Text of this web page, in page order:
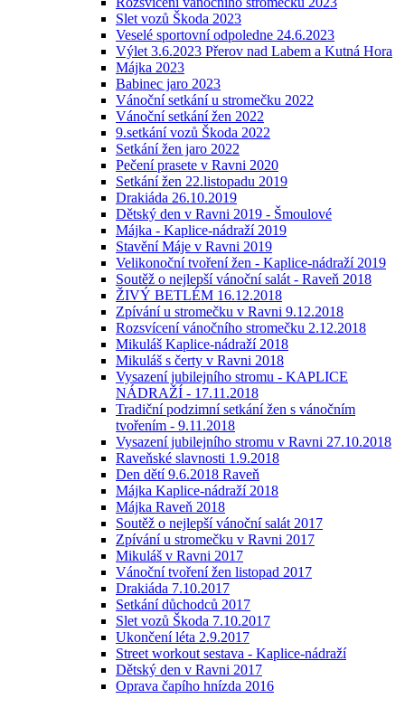
Slet vozů Škoda 2023
Veselé sportovní odpoledne 24.6.2023
Výlet 3.6.2023 Přerov nad Labem a Kutná Hora
Májka 2023
Babinec jaro 2023
Vánoční setkání u stromečku 2022
Vánoční setkání žen 2022
9.setkání vozů Škoda 2022
Setkání žen jaro 2022
Pečení prasete v Ravni 2020
Setkání žen 22.listopadu 2019
Drakiáda 26.10.2019
Dětský den v Ravni 2019 - Šmoulové
Májka - Kaplice-nádraží 2019
Stavění Máje v Ravni 2019
Velikonoční tvoření žen - Kaplice-nádraží 2019
Soutěž o nejlepší vánoční salát - Raveň 2018
ŽIVÝ BETLÉM 16.12.2018
Zpívání u stromečku v Ravni 9.12.2018
Rozsvícení vánočního stromečku 2.12.2018
Mikuláš Kaplice-nádraží 2018
Mikuláš s čerty v Ravni 2018
Vysazení jubilejního stromu - KAPLICE
NÁDRAŽÍ - 17.11.2018
Tradiční podzimní setkání žen s vánočním
tvořením - 9.11.2018
Vysazení jubilejního stromu v Ravni 27.10.2018
Raveňské slavnosti 1.9.2018
Den dětí 9.6.2018 Raveň
Májka Kaplice-nádraží 2018
Májka Raveň 2018
Soutěž o nejlepší vánoční salát 2017
Zpívání u stromečku v Ravni 2017
Mikuláš v Ravni 2017
Vánoční tvoření žen listopad 2017
Drakiáda 7.10.2017
Setkání důchodců 2017
Slet vozů Škoda 7.10.2017
Ukončení léta 2.9.2017
Street workout sestava - Kaplice-nádraží
Dětský den v Ravni 2017
Oprava čapího hnízda 2016